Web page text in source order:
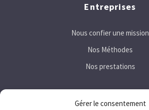
Gérer le consentement
Entreprises
Nous confier une mission
Nos Méthodes
Nos prestations
Secteurs